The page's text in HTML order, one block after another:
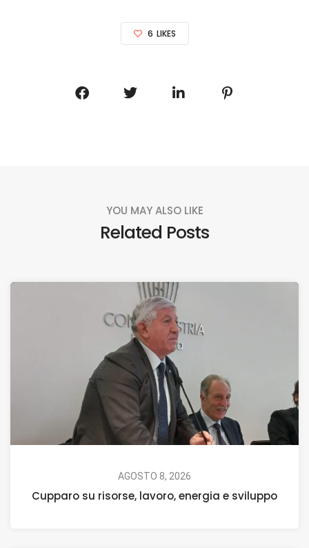
6 LIKES
YOU MAY ALSO LIKE
Related Posts
AGOSTO 8, 2026
Cupparo su risorse, lavoro, energia e sviluppo